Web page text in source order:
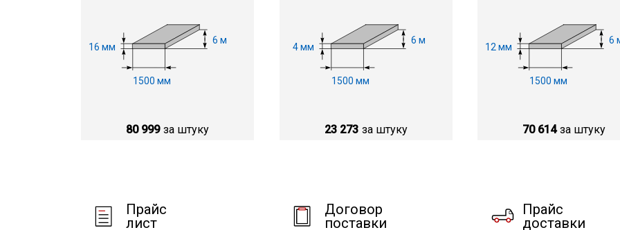
16 мм
6 м
1500 мм
80 999 за штуку
4 мм
6 м
1500 мм
23 273 за штуку
12 мм
6
1500 мм
70 614 за штуку
Прайс
лист
Договор
поставки
Прайс
доставки